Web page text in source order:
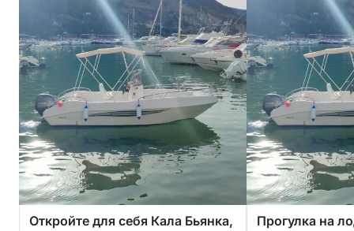
оторваться.
что нам не
личности, пока
Только после
пригрозили
вернули
Всё это было
Откройте для себя Кала Бьянка,
Прогулка на